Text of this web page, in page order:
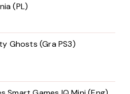
(PL)
Ghosts (Gra PS3)